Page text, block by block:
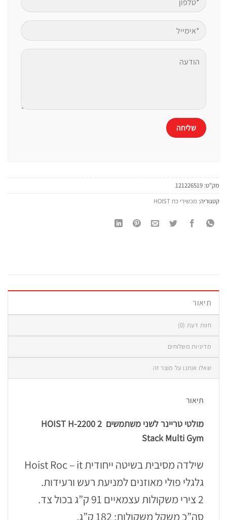
מק"ט: 121226519
קטגוריה: מכשירי כח HOIST
תיאור
חוות דעת (0)
מדיניות משלוחים
שאלו אותנו על מוצר זה
תיאור
מולטי טריינר לשני משתמשים HOIST H-2200 2
Stack Multi Gym
שילדה מסיבית בשיטה ייחודית Hoist Roc – it
גלגלי פולי מאוזנים למניעת רעש ורעידות.
2 צירי משקולות עצמאיים 91 ק”ג בכול צד.
סה”כ משקל משקולות: 182 ק”ג.